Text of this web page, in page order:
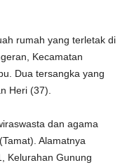
rumah yang terletak di
Kecamatan
Dua tersangka yang
Heri (37).
dan agama
Alamatnya
Kelurahan Gunung